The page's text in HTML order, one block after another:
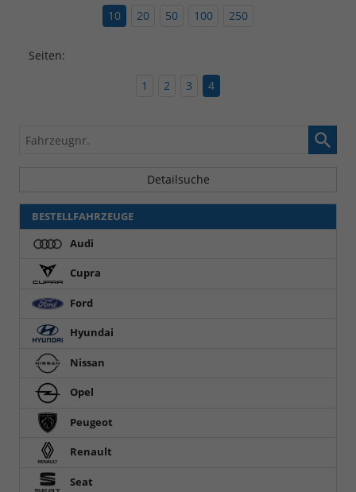
10
20 50 100 250
Seiten:
1
2 3 4
Fahrzeugnr.
Detailsuche
BESTELLFAHRZEUGE
Audi
Cupra
Ford
Hyundai
Nissan
Opel
Peugeot
Renault
Seat